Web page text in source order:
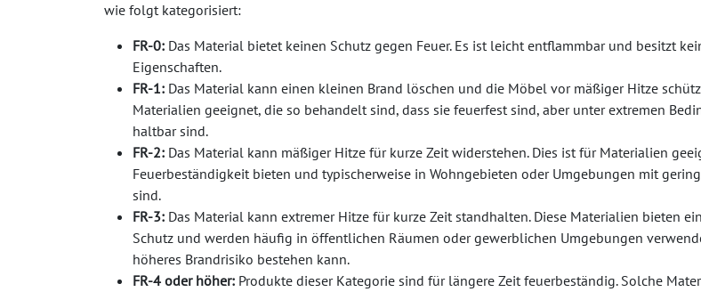
wie folgt kategorisiert:
FR-0: Das Material bietet keinen Schutz gegen Feuer. Es ist leicht entflammbar und besitzt
Eigenschaften.
FR-1: Das Material kann einen kleinen Brand löschen und die Möbel vor mäßiger Hitze
Materialien geeignet, die so behandelt sind, dass sie feuerfest sind, aber unter extremen
haltbar sind.
FR-2: Das Material kann mäßiger Hitze für kurze Zeit widerstehen. Dies ist für Materialien
Feuerbeständigkeit bieten und typischerweise in Wohngebieten oder Umgebungen mit
sind.
FR-3: Das Material kann extremer Hitze für kurze Zeit standhalten. Diese Materialien bieten
Schutz und werden häufig in öffentlichen Räumen oder gewerblichen Umgebungen
höheres Brandrisiko bestehen kann.
FR-4 oder höher: Produkte dieser Kategorie sind für längere Zeit feuerbeständig. Solche